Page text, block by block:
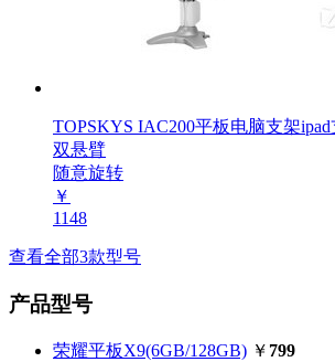
TOPSKYS IAC200平板电脑支架ipad
双悬臂
随意旋转
￥
1148
查看全部3款型号
产品型号
荣耀平板X9(6GB/128GB) ￥ 799